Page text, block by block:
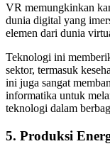
VR memungkinkan
dunia digital yang
elemen dari dunia
Teknologi ini
sektor, termasuk
ini juga sangat
informatika untuk
teknologi dalam
5. Produksi